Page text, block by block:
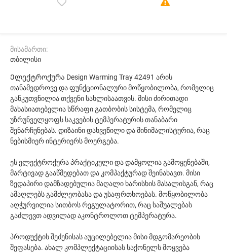
მისამართი:
თბილისი
Ელექტროქურა Design Warming Tray 42491 არის
თანამედროვე და ფუნქციონალური მოწყობილობა, რომელიც
განკუთვნილია თქვენი სახლისაათვის. მისი ძირითადი
მახასიათებელია სწრაფი გათბობის სისტემა, რომელიც
უზრუნველყოფს საკვების ტემპერატურის თანაბარი
შენარჩუნებას. დიზაინი დახვეწილი და მინიმალისტურია, რაც
ნებისმიერ ინტერიერს მოერგება.
ეს ელექტროქურა პრაქტიკული და დამყოლია გამოყენებაში,
მარტივად გააწმედებათ და კომპაქტურად შეინახავთ. მისი
ზედაპირი დამზადებულია მაღალი ხარისხის მასალისგან, რაც
ამაღლებს გამძლეობასა და უსაფრთხოებას. მოწყობილობა
აღჭურვილია სითბოს რეგულატორით, რაც საშუალებას
გაძლევთ ადვილად აკონტროლოთ ტემპერატურა.
პროდუქტის შეძენისას აუცილებელია მისი მდგომარეობის
შეფასება. ახალ კომპლექტაციისას საქონელს მოყვება